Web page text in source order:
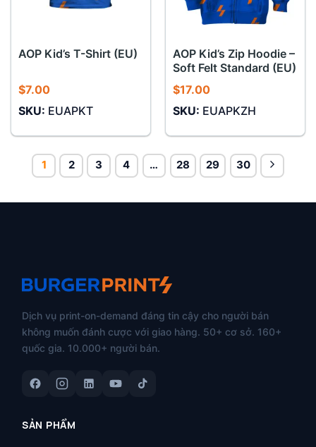
AOP Kid’s T-Shirt (EU)
$7.00
SKU: EUAPKT
AOP Kid’s Zip Hoodie –
Soft Felt Standard (EU)
$17.00
SKU: EUAPKZH
1 2 3 4 … 28 29 30
Dịch vụ print-on-demand đáng tin cậy cho người bán
không muốn đánh cược với giao hàng. 50+ cơ sở. 160+
quốc gia. 10.000+ người bán.
SẢN PHẨM